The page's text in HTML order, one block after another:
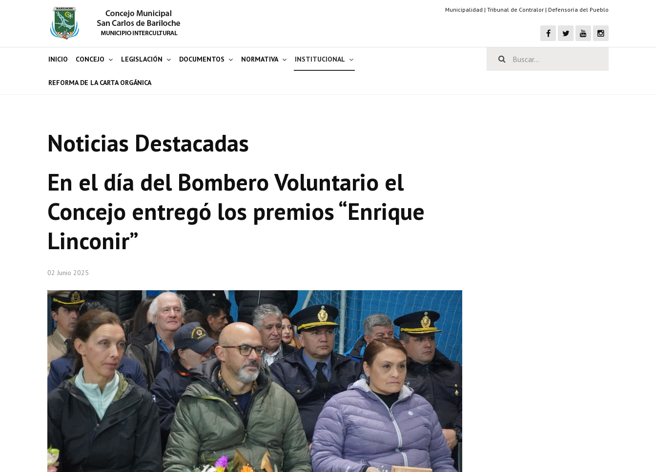
Municipalidad | Tribunal de Contralor | Defensoría del Pueblo
INICIO CONCEJO LEGISLACIÓN DOCUMENTOS NORMATIVA INSTITUCIONAL
REFORMA DE LA CARTA ORGÁNICA
Noticias Destacadas
En el día del Bombero Voluntario el
Concejo entregó los premios “Enrique
Linconir”
02 Junio 2025